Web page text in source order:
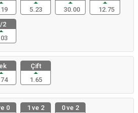
5.23
30.00
12.75
2
Çift
1.65
0
1 ve 2
0 ve 2